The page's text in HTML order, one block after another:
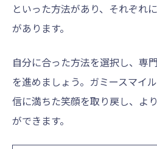
といった方法があり、それぞれ
があります。
自分に合った方法を選択し、専
を進めましょう。ガミースマイ
信に満ちた笑顔を取り戻し、よ
ができます。